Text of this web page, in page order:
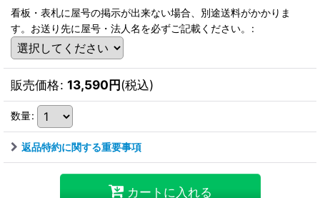
看板・表札に屋号の掲示が出来ない場合、別途送料がかかりま
す。お送り先に屋号・法人名を必ずご記載ください。
:
販売価格: 13,590円(税込)
数量:
返品特約に関する重要事項
カートに入れる